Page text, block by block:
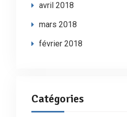
avril 2018
mars 2018
février 2018
Catégories